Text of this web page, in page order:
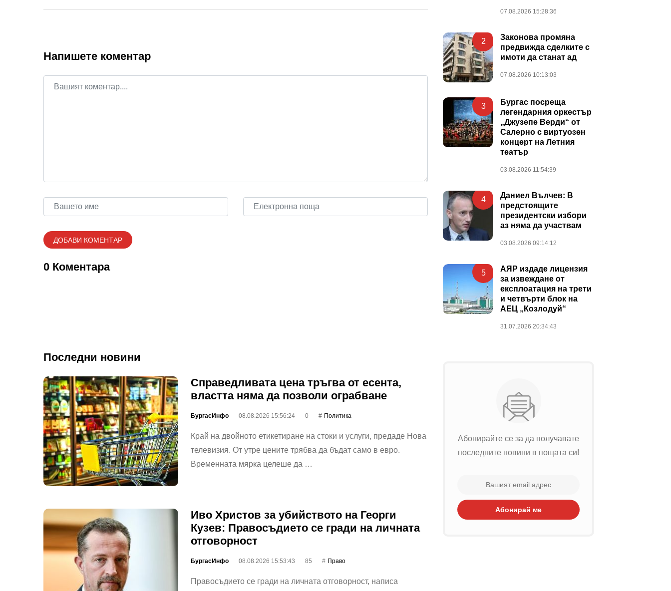
Напишете коментар
0 Коментара
Последни новини
Справедливата цена тръгва от есента,
властта няма да позволи ограбване
БургасИнфо 08.08.2026 15:56:24 0 Политика
Край на двойното етикетиране на стоки и услуги, предаде Нова
телевизия. От утре цените трябва да бъдат само в евро.
Временната мярка целеше да …
Иво Христов за убийството на Георги
Кузев: Правосъдието се гради на личната
отговорност
БургасИнфо 08.08.2026 15:53:43 85 Право
Правосъдието се гради на личната отговорност, написа
07.08.2026 15:28:36
2
Законова промяна
предвижда сделките с
имоти да станат ад
07.08.2026 10:13:03
3
Бургас посреща
легендарния оркестър
„Джузепе Верди“ от
Салерно с виртуозен
концерт на Летния
театър
03.08.2026 11:54:39
4
Даниел Вълчев: В
предстоящите
президентски избори
аз няма да участвам
03.08.2026 09:14:12
5
АЯР издаде лицензия
за извеждане от
експлоатация на трети
и четвърти блок на
АЕЦ „Козлодуй“
31.07.2026 20:34:43
Абонирайте се за да получавате
последните новини в пощата си!
Абонирай ме